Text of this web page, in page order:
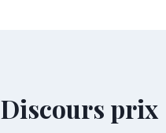
Discours prix